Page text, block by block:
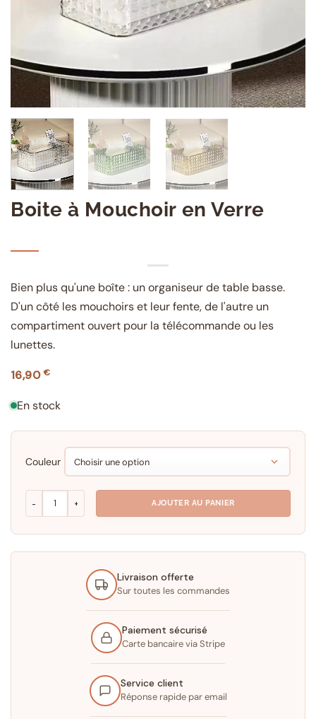
Boite à Mouchoir en Verre
Bien plus qu'une boîte : un organiseur de table basse.
D'un côté les mouchoirs et leur fente, de l'autre un
compartiment ouvert pour la télécommande ou les
lunettes.
16,90€
En stock
Couleur
quantité de Boite à Mouchoir en Verre
AJOUTER AU PANIER
Livraison offerte
Sur toutes les commandes
Paiement sécurisé
Carte bancaire via Stripe
Service client
Réponse rapide par email